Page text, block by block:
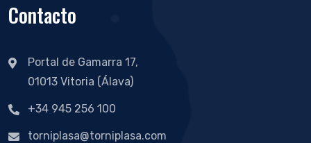
Contacto
Portal de Gamarra 17,
01013 Vitoria (Álava)
+34 945 256 100
torniplasa@torniplasa.com